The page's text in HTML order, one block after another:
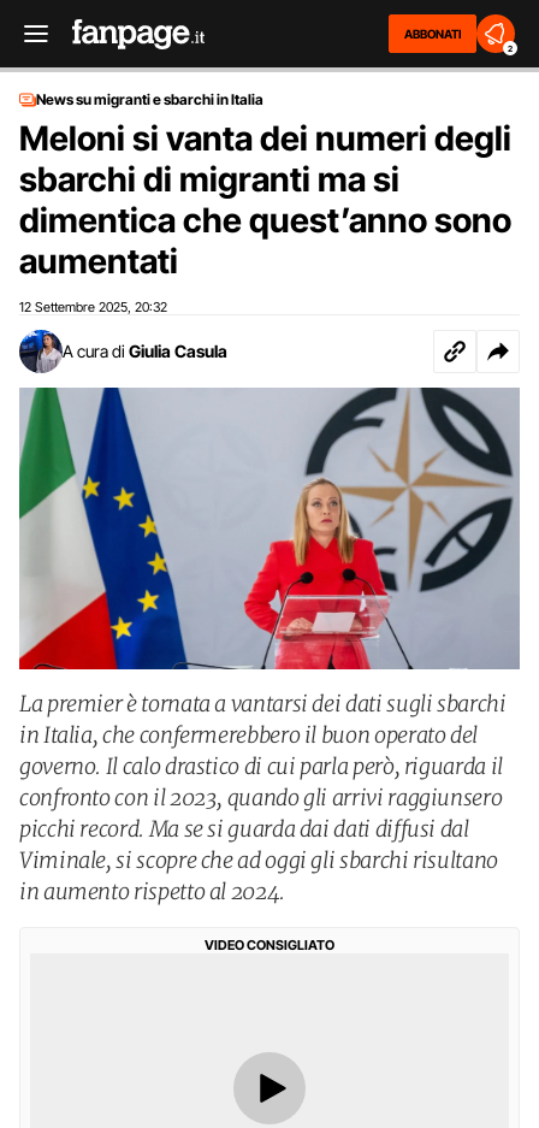
ABBONATI
2
News su migranti e sbarchi in Italia
Meloni si vanta dei numeri degli
sbarchi di migranti ma si
dimentica che quest’anno sono
aumentati
12 Settembre 2025 20:32
A cura di Giulia Casula
La premier è tornata a vantarsi dei dati sugli sbarchi
in Italia, che confermerebbero il buon operato del
governo. Il calo drastico di cui parla però, riguarda il
confronto con il 2023, quando gli arrivi raggiunsero
picchi record. Ma se si guarda dai dati diffusi dal
Viminale, si scopre che ad oggi gli sbarchi risultano
in aumento rispetto al 2024.
VIDEO CONSIGLIATO